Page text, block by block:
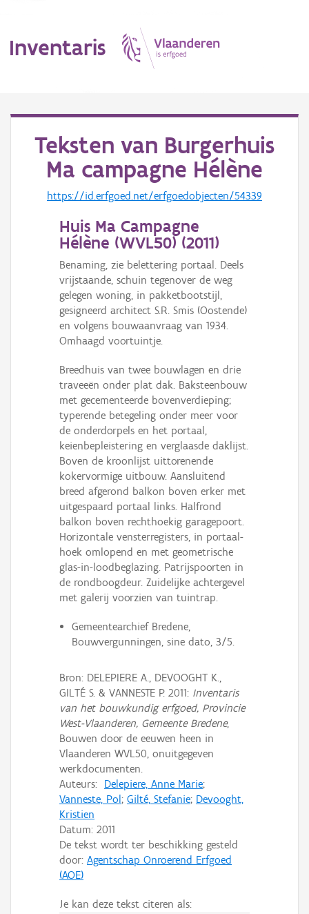
Inventaris
Erfgoedobject
Aanduidingsobject
Gebeurtenis
Persoon of collectief
Teksten van Burgerhuis
Ma campagne Hélène
https://id.erfgoed.net/erfgoedobjecten/54339
Huis Ma Campagne
Hélène (WVL50) (2011)
Benaming, zie belettering portaal. Deels
vrijstaande, schuin tegenover de weg
gelegen woning, in pakketbootstijl,
gesigneerd architect S.R. Smis (Oos­tende)
en volgens bouw­aanvraag van 1934.
Omhaagd voortuintje.
Breedhuis van twee bouwlagen en drie
traveeën onder plat­ dak. Baksteenbouw
met gecemen­teerde bovenverdieping;
typerende betegeling onder meer voor
de onderdor­pels en het portaal,
keienbepleistering en verglaasde daklijst.
Boven de kroonlijst uittorenende
kokervormige uitbouw. Aansluitend
breed afgerond balkon boven erker met
uitgespaard portaal links. Halfrond
balkon­ boven rechthoekig garagepoort.
Hori­zon­tale ven­ster­re­gis­ters, in por­taal­
hoek omlo­pend en met geo­me­trische
glas-in-loodbegla­zing. Patrijspoorten in
de rondboogdeur. Zuidelijke achtergevel
met galerij voor­zien van tuintrap.
Gemeentearchief Bredene,
Bouwvergunningen, sine dato, 3/5.
Bron: DELEPIERE A., DEVOOGHT K.,
GILTÉ S. & VANNESTE P. 2011: Inventaris
van het bouwkundig erfgoed, Provincie
West-Vlaanderen, Gemeente Bredene,
Bouwen door de eeuwen heen in
Vlaanderen WVL50, onuitgegeven
werkdocumenten.
Auteurs: Delepiere, Anne Marie;
Vanneste, Pol; Gilté, Stefanie; Devooght,
Kristien
Datum: 2011
De tekst wordt ter beschikking gesteld
door: Agentschap Onroerend Erfgoed
(AOE)
Je kan deze tekst citeren als: